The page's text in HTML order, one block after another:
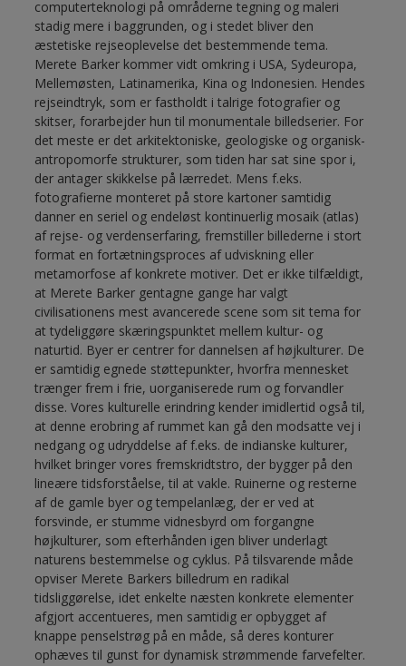
computerteknologi på områderne tegning og maleri
stadig mere i baggrunden, og i stedet bliver den
æstetiske rejseoplevelse det bestemmende tema.
Merete Barker kommer vidt omkring i USA, Sydeuropa,
Mellemøsten, Latinamerika, Kina og Indonesien. Hendes
rejseindtryk, som er fastholdt i talrige fotografier og
skitser, forarbejder hun til monumentale billedserier. For
det meste er det arkitektoniske, geologiske og organisk-
antropomorfe strukturer, som tiden har sat sine spor i,
der antager skikkelse på lærredet. Mens f.eks.
fotografierne monteret på store kartoner samtidig
danner en seriel og endeløst kontinuerlig mosaik (atlas)
af rejse- og verdenserfaring, fremstiller billederne i stort
format en fortætningsproces af udviskning eller
metamorfose af konkrete motiver. Det er ikke tilfældigt,
at Merete Barker gentagne gange har valgt
civilisationens mest avancerede scene som sit tema for
at tydeliggøre skæringspunktet mellem kultur- og
naturtid. Byer er centrer for dannelsen af højkulturer. De
er samtidig egnede støttepunkter, hvorfra mennesket
trænger frem i frie, uorganiserede rum og forvandler
disse. Vores kulturelle erindring kender imidlertid også til,
at denne erobring af rummet kan gå den modsatte vej i
nedgang og udryddelse af f.eks. de indianske kulturer,
hvilket bringer vores fremskridtstro, der bygger på den
lineære tidsforståelse, til at vakle. Ruinerne og resterne
af de gamle byer og tempelanlæg, der er ved at
forsvinde, er stumme vidnesbyrd om forgangne
højkulturer, som efterhånden igen bliver underlagt
naturens bestemmelse og cyklus. På tilsvarende måde
opviser Merete Barkers billedrum en radikal
tidsliggørelse, idet enkelte næsten konkrete elementer
afgjort accentueres, men samtidig er opbygget af
knappe penselstrøg på en måde, så deres konturer
ophæves til gunst for dynamisk strømmende farvefelter.